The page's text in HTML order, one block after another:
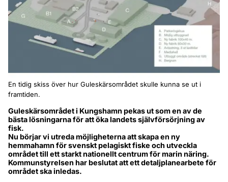
En tidig skiss över hur Guleskärsområdet skulle kunna se ut i
framtiden.
Guleskärsområdet i Kungshamn pekas ut som en av de
bästa lösningarna för att öka landets självförsörjning av
fisk.
Nu börjar vi utreda möjligheterna att skapa en ny
hemmahamn för svenskt pelagiskt fiske och utveckla
området till ett starkt nationellt centrum för marin näring.
Kommunstyrelsen har beslutat att ett detaljplanearbete för
området ska inledas.